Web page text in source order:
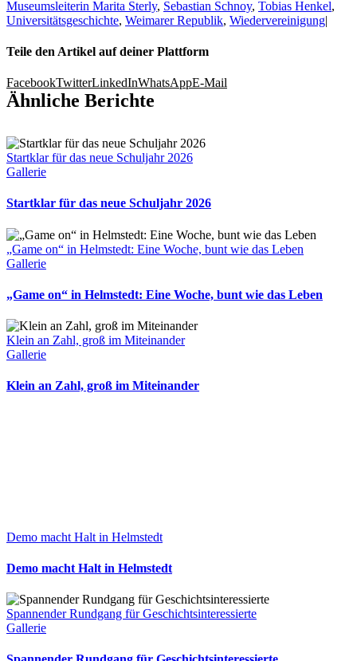
Museumsleiterin Marita Sterly, Sebastian Schnoy, Tobias Henkel,
Universitätsgeschichte, Weimarer Republik, Wiedervereinigung|
Teile den Artikel auf deiner Plattform
FacebookTwitterLinkedInWhatsAppE-Mail
Ähnliche Berichte
Startklar für das neue Schuljahr 2026
Gallerie
Startklar für das neue Schuljahr 2026
„Game on“ in Helmstedt: Eine Woche, bunt wie das Leben
Gallerie
„Game on“ in Helmstedt: Eine Woche, bunt wie das Leben
Klein an Zahl, groß im Miteinander
Gallerie
Klein an Zahl, groß im Miteinander
Demo macht Halt in Helmstedt
Demo macht Halt in Helmstedt
Spannender Rundgang für Geschichtsinteressierte
Gallerie